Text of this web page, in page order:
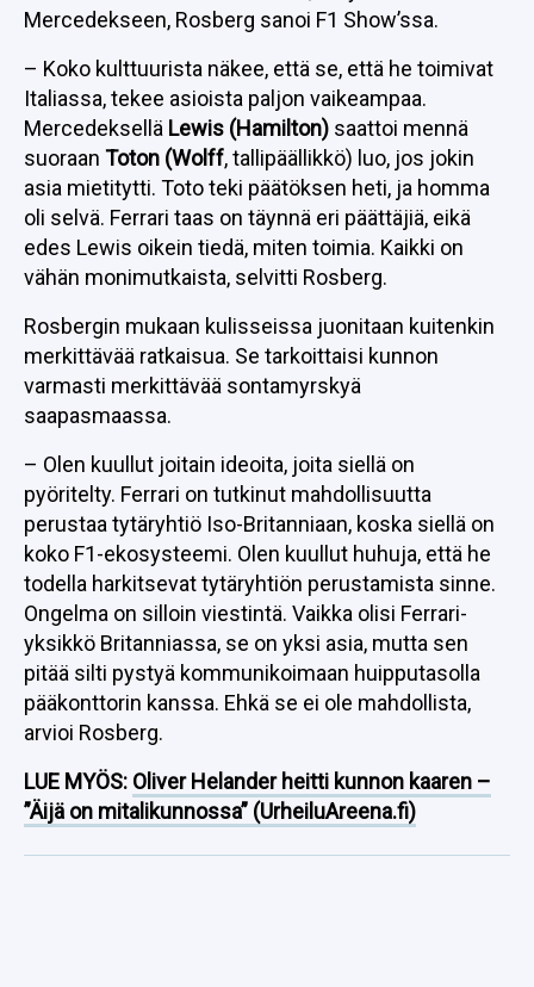
Mercedekseen, Rosberg sanoi F1 Show’ssa.
– Koko kulttuurista näkee, että se, että he toimivat
Italiassa, tekee asioista paljon vaikeampaa.
Mercedeksellä Lewis (Hamilton) saattoi mennä
suoraan Toton (Wolff, tallipäällikkö) luo, jos jokin
asia mietitytti. Toto teki päätöksen heti, ja homma
oli selvä. Ferrari taas on täynnä eri päättäjiä, eikä
edes Lewis oikein tiedä, miten toimia. Kaikki on
vähän monimutkaista, selvitti Rosberg.
Rosbergin mukaan kulisseissa juonitaan kuitenkin
merkittävää ratkaisua. Se tarkoittaisi kunnon
varmasti merkittävää sontamyrskyä
saapasmaassa.
– Olen kuullut joitain ideoita, joita siellä on
pyöritelty. Ferrari on tutkinut mahdollisuutta
perustaa tytäryhtiö Iso-Britanniaan, koska siellä on
koko F1-ekosysteemi. Olen kuullut huhuja, että he
todella harkitsevat tytäryhtiön perustamista sinne.
Ongelma on silloin viestintä. Vaikka olisi Ferrari-
yksikkö Britanniassa, se on yksi asia, mutta sen
pitää silti pystyä kommunikoimaan huipputasolla
pääkonttorin kanssa. Ehkä se ei ole mahdollista,
arvioi Rosberg.
LUE MYÖS: Oliver Helander heitti kunnon kaaren –
”Äijä on mitalikunnossa” (UrheiluAreena.fi)